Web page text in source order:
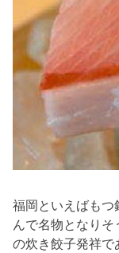
福岡といえばもつ
んで名物となり
の炊き餃子発祥で